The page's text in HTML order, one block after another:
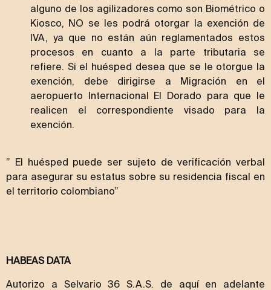
alguno de los agilizadores como son Biométrico o
Kiosco, NO se les podrá otorgar la exención de
IVA, ya que no están aún reglamentados estos
procesos en cuanto a la parte tributaria se
refiere. Si el huésped desea que se le otorgue la
exención, debe dirigirse a Migración en el
aeropuerto Internacional El Dorado para que le
realicen el correspondiente visado para la
exención.
” El huésped puede ser sujeto de verificación verbal
para asegurar su estatus sobre su residencia fiscal en
el territorio colombiano”
HABEAS DATA
Autorizo a Selvario 36 S.A.S. de aquí en adelante